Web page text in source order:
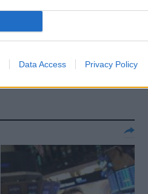
Data Access Privacy Policy